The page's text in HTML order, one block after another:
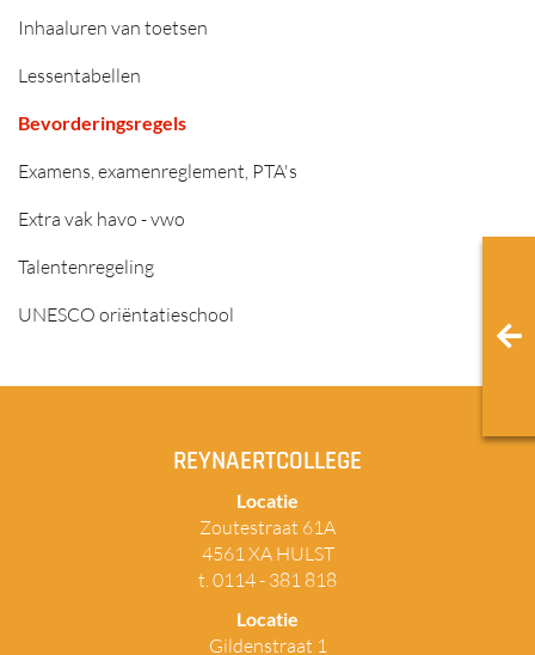
Inhaaluren van toetsen
Lessentabellen
Bevorderingsregels
Examens, examenreglement, PTA's
Extra vak havo - vwo
Talentenregeling
UNESCO oriëntatieschool
REYNAERTCOLLEGE
Locatie
Zoutestraat 61A
4561 XA HULST
t. 0114 - 381 818
Locatie
Gildenstraat 1